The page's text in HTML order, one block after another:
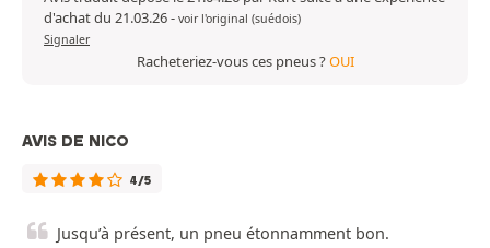
d'achat du 21.03.26- voir l'original (suédois)
Signaler
Racheteriez-vous ces pneus ?OUI
AVIS DE NICO
4/5
Jusqu’à présent, un pneu étonnamment bon.